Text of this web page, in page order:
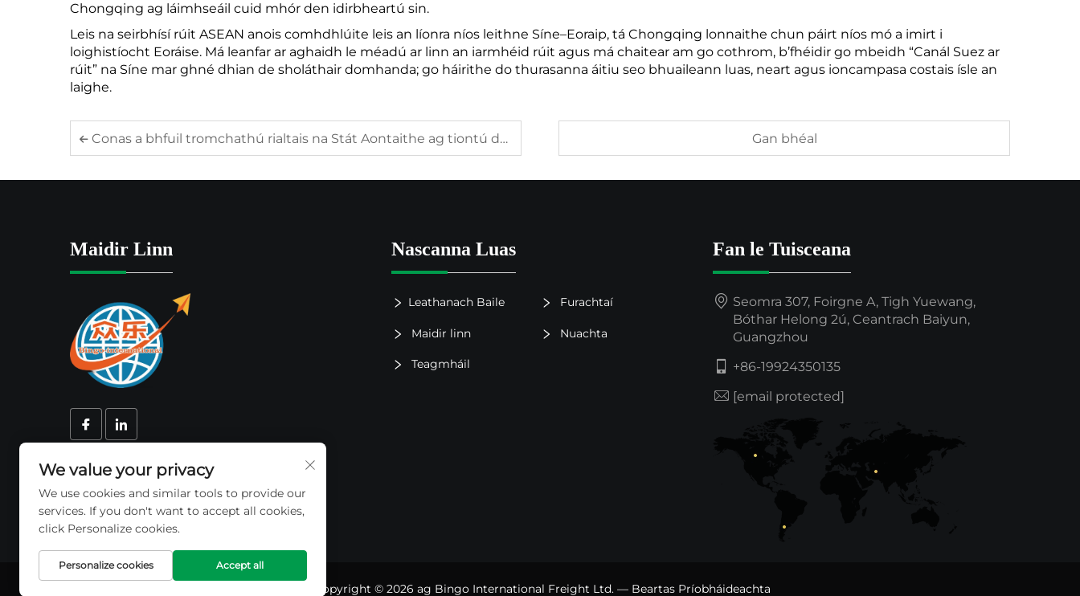
Chongqing ag láimhseáil cuid mhór den idirbheartú sin.
Leis na seirbhísí rúit ASEAN anois comhdhlúite leis an líonra níos leithne Síne–Eoraip, tá Chongqing lonnaithe chun páirt níos mó a imirt i
loighistíocht Eoráise. Má leanfar ar aghaidh le méadú ar linn an iarmhéid rúit agus má chaitear am go cothrom, b’fhéidir go mbeidh “Canál Suez ar
rúit” na Síne mar ghné dhian de sholáthair domhanda; go háirithe do thurasanna áitiu seo bhuaileann luas, neart agus ioncampasa costais ísle an
laighe.
Conas a bhfuil tromchathú rialtais na Stát Aontaithe ag tiontú do phortanna, iompar, agus oibríochtaí sraith soláthar ar fud an tíre Gan bhéal
Maidir Linn Nascanna Luas
Leathanach Baile Furachtaí
Maidir linn Nuachta
Teagmháil
Fan le Tuisceana
Seomra 307, Foirgne A, Tigh Yuewang,
Bóthar Helong 2ú, Ceantrach Baiyun,
Guangzhou
+86-19924350135
[email protected]
I copyright © 2026 ag Bingo International Freight Ltd. — Beartas Príobháideachta
We value your privacy
We use cookies and similar tools to provide our
services. If you don't want to accept all cookies,
click Personalize cookies.
Personalize cookies Accept all